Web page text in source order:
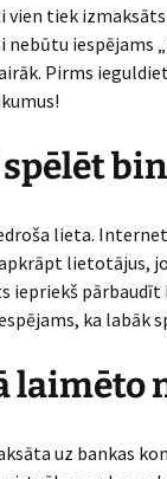
vien tiek
nebūtu
Pirms
lieta.
apkrāpt
iepriekš
ka labāk
laimēto
uz bankas